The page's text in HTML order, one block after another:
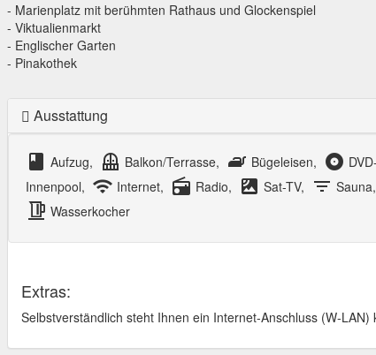
- Marienplatz mit berühmten Rathaus und Glockenspiel
- Viktualienmarkt
- Englischer Garten
- Pinakothek
Ausstattung
class Aufzug, balcony Balkon/Terrasse, iron Bügeleisen, album
Innenpool, wifi Internet, radio Radio, satellite Sat-TV, filter_list Sauna,
kettle Wasserkocher
Extras:
Selbstverständlich steht Ihnen ein Internet-Anschluss (W-LAN)